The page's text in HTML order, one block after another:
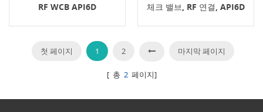
RF WCB API6D
체크 밸브, RF 연결, API6D
첫 페이지 1 2 마지막 페이지
[ 총 2페이지]